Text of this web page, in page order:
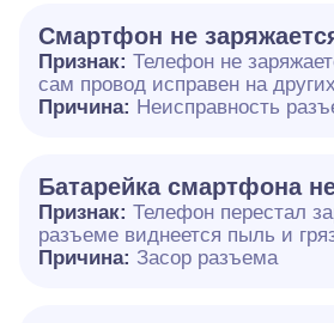
Смартфон не
Признак: Телефон не
сам провод исправен на
Причина: Неисправность
Батарейка смартфона
Признак: Телефон перестал
разъеме виднеется пыль и
Причина: Засор разъема